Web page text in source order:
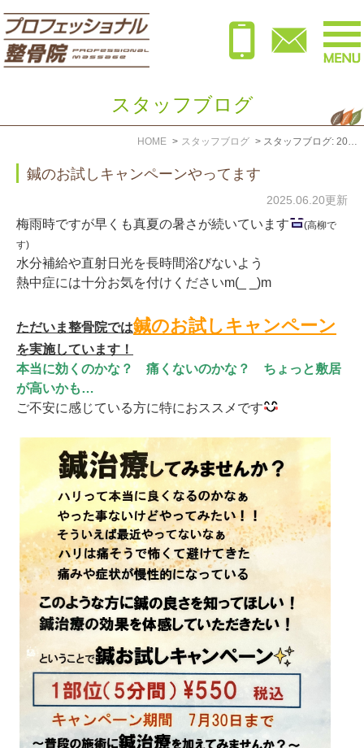
スタッフブログ
HOME スタッフブログ
鍼のお試しキャンペーンやってます
2025.06.20更新
梅雨時ですが早くも真夏の暑さが続いています
(高柳で
す)
水分補給や直射日光を長時間浴びないよう
熱中症には十分お気を付けくださいm(_ _)m
ただいま整骨院では鍼のお試しキャンペーン
を実施しています！
本当に効くのかな？ 痛くないのかな？ ちょっと敷居
が高いかも…
ご不安に感じている方に特におススメです